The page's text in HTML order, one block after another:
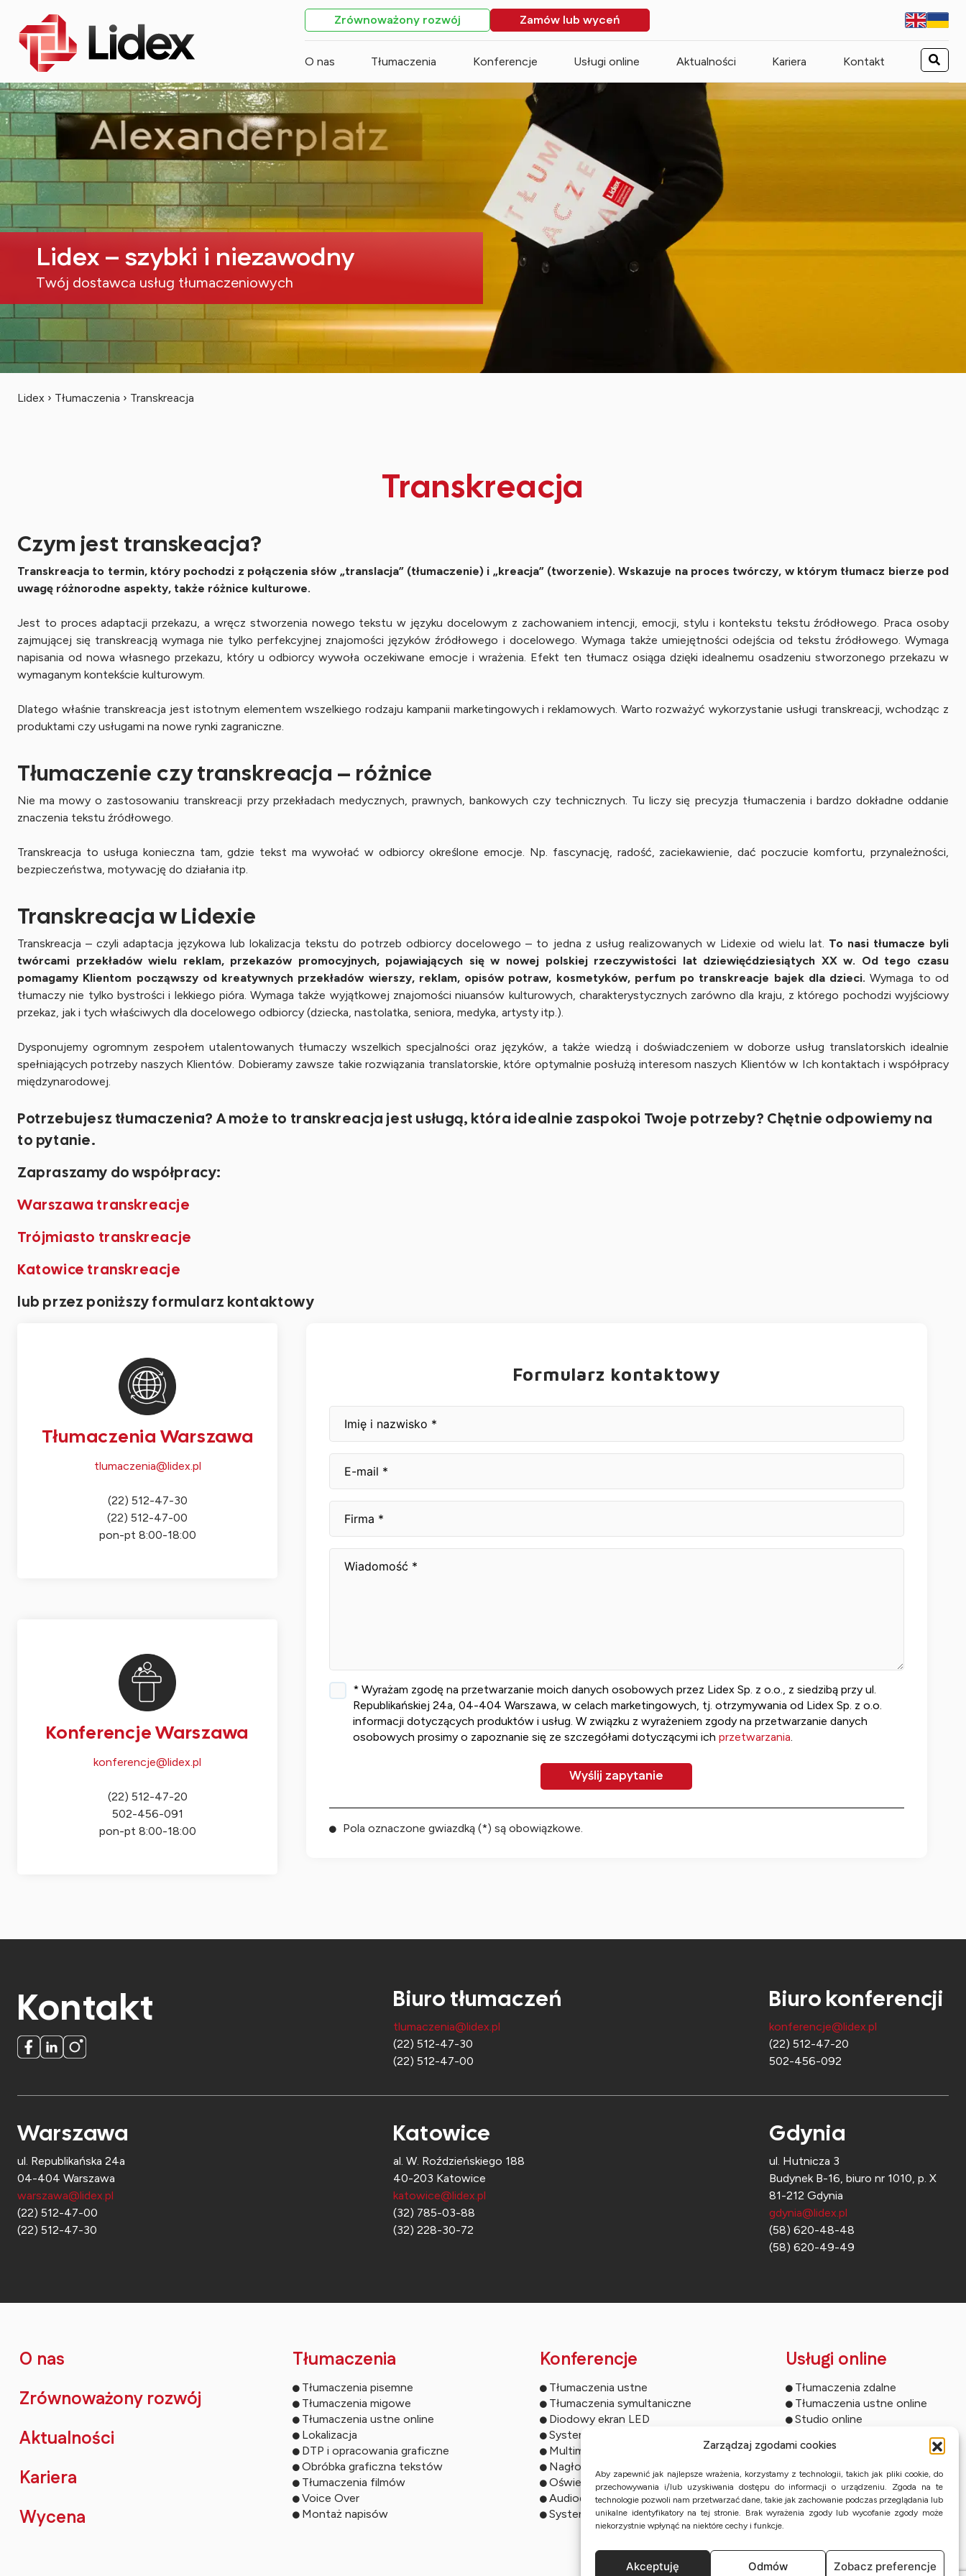
Zarządzaj zgodami cookies
Aby zapewnić jak najlepsze wrażenia, korzystamy z technologii, takich jak pliki cookie, do
przechowywania i/lub uzyskiwania dostępu do informacji o urządzeniu. Zgoda na te
technologie pozwoli nam przetwarzać dane, takie jak zachowanie podczas przeglądania lub
unikalne identyfikatory na tej stronie. Brak wyrażenia zgody lub wycofanie zgody może
niekorzystnie wpłynąć na niektóre cechy i funkcje.
Akceptuję Odmów Zobacz preferencje
Zrównoważony rozwój Zamów lub wyceń
O nas Tłumaczenia Konferencje Usługi online Aktualności Kariera Kontakt
Lidex – szybki i niezawodny
Twój dostawca usług tłumaczeniowych
Lidex › Tłumaczenia › Transkreacja
Transkreacja
Czym jest transkeacja?
Transkreacja to termin, który pochodzi z połączenia słów „translacja” (tłumaczenie) i „kreacja” (tworzenie). Wskazuje na proces twórczy, w którym tłumacz bierze pod
uwagę różnorodne aspekty, także różnice kulturowe.
Jest to proces adaptacji przekazu, a wręcz stworzenia nowego tekstu w języku docelowym z zachowaniem intencji, emocji, stylu i kontekstu tekstu źródłowego. Praca osoby
zajmującej się transkreacją wymaga nie tylko perfekcyjnej znajomości języków źródłowego i docelowego. Wymaga także umiejętności odejścia od tekstu źródłowego. Wymaga
napisania od nowa własnego przekazu, który u odbiorcy wywoła oczekiwane emocje i wrażenia. Efekt ten tłumacz osiąga dzięki idealnemu osadzeniu stworzonego przekazu w
wymaganym kontekście kulturowym.
Dlatego właśnie transkreacja jest istotnym elementem wszelkiego rodzaju kampanii marketingowych i reklamowych. Warto rozważyć wykorzystanie usługi transkreacji, wchodząc z
produktami czy usługami na nowe rynki zagraniczne.
Tłumaczenie czy transkreacja – różnice
Nie ma mowy o zastosowaniu transkreacji przy przekładach medycznych, prawnych, bankowych czy technicznych. Tu liczy się precyzja tłumaczenia i bardzo dokładne oddanie
znaczenia tekstu źródłowego.
Transkreacja to usługa konieczna tam, gdzie tekst ma wywołać w odbiorcy określone emocje. Np. fascynację, radość, zaciekawienie, dać poczucie komfortu, przynależności,
bezpieczeństwa, motywację do działania itp.
Transkreacja w Lidexie
Transkreacja – czyli adaptacja językowa lub lokalizacja tekstu do potrzeb odbiorcy docelowego – to jedna z usług realizowanych w Lidexie od wielu lat. To nasi tłumacze byli
twórcami przekładów wielu reklam, przekazów promocyjnych, pojawiających się w nowej polskiej rzeczywistości lat dziewięćdziesiątych XX w. Od tego czasu
pomagamy Klientom począwszy od kreatywnych przekładów wierszy, reklam, opisów potraw, kosmetyków, perfum po transkreacje bajek dla dzieci. Wymaga to od
tłumaczy nie tylko bystrości i lekkiego pióra. Wymaga także wyjątkowej znajomości niuansów kulturowych, charakterystycznych zarówno dla kraju, z którego pochodzi wyjściowy
przekaz, jak i tych właściwych dla docelowego odbiorcy (dziecka, nastolatka, seniora, medyka, artysty itp.).
Dysponujemy ogromnym zespołem utalentowanych tłumaczy wszelkich specjalności oraz języków, a także wiedzą i doświadczeniem w doborze usług translatorskich idealnie
spełniających potrzeby naszych Klientów. Dobieramy zawsze takie rozwiązania translatorskie, które optymalnie posłużą interesom naszych Klientów w Ich kontaktach i współpracy
międzynarodowej.
Potrzebujesz tłumaczenia? A może to transkreacja jest usługą, która idealnie zaspokoi Twoje potrzeby? Chętnie odpowiemy na
to pytanie.
Zapraszamy do współpracy:
Warszawa transkreacje
Trójmiasto transkreacje
Katowice transkreacje
lub przez poniższy formularz kontaktowy
Tłumaczenia Warszawa
tlumaczenia@lidex.pl
(22) 512-47-30
(22) 512-47-00
pon-pt 8:00-18:00
Konferencje Warszawa
konferencje@lidex.pl
(22) 512-47-20
502-456-091
pon-pt 8:00-18:00
Formularz kontaktowy
* Wyrażam zgodę na przetwarzanie moich danych osobowych przez Lidex Sp. z o.o., z siedzibą przy ul.
Republikańskiej 24a, 04-404 Warszawa, w celach marketingowych, tj. otrzymywania od Lidex Sp. z o.o.
informacji dotyczących produktów i usług. W związku z wyrażeniem zgody na przetwarzanie danych
osobowych prosimy o zapoznanie się ze szczegółami dotyczącymi ich przetwarzania.
Pola oznaczone gwiazdką (*) są obowiązkowe.
Kontakt Biuro tłumaczeń
tlumaczenia@lidex.pl
(22) 512-47-30
(22) 512-47-00
Biuro konferencji
konferencje@lidex.pl
(22) 512-47-20
502-456-092
Warszawa
ul. Republikańska 24a
04-404 Warszawa
warszawa@lidex.pl
(22) 512-47-00
(22) 512-47-30
Katowice
al. W. Roździeńskiego 188
40-203 Katowice
katowice@lidex.pl
(32) 785-03-88
(32) 228-30-72
Gdynia
ul. Hutnicza 3
Budynek B-16, biuro nr 1010, p. X
81-212 Gdynia
gdynia@lidex.pl
(58) 620-48-48
(58) 620-49-49
O nas
Zrównoważony rozwój
Aktualności
Kariera
Wycena
Tłumaczenia
Tłumaczenia pisemne
Tłumaczenia migowe
Tłumaczenia ustne online
Lokalizacja
DTP i opracowania graficzne
Obróbka graficzna tekstów
Tłumaczenia filmów
Voice Over
Montaż napisów
Konferencje
Tłumaczenia ustne
Tłumaczenia symultaniczne
Diodowy ekran LED
Systemy do głosowań
Multimedia konferencyjne
Nagłośnienie konferencyjne
Oświetlenie eventowe
Audiodeskrypcja
Systemy symultaniczne
Usługi online
Tłumaczenia zdalne
Tłumaczenia ustne online
Studio online
Tłumaczenia przysięgłe z KPE